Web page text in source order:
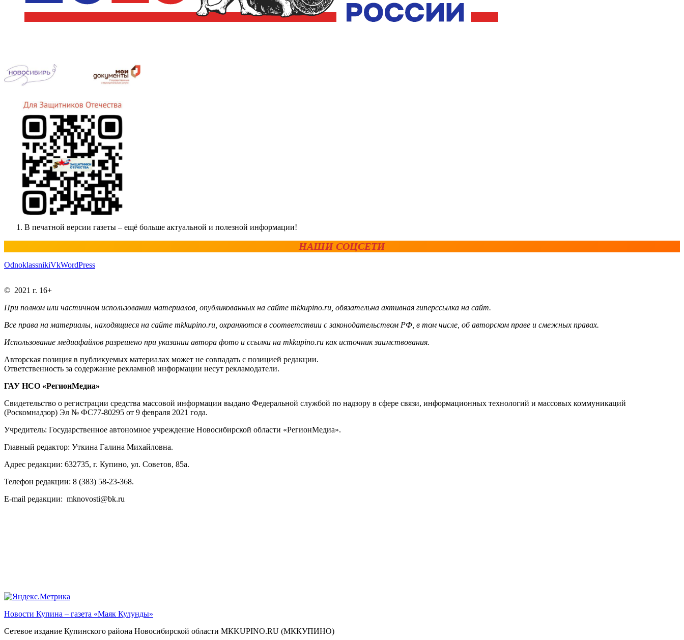
В печатной версии газеты – ещё больше актуальной и полезной информации!
НАШИ СОЦСЕТИ
OdnoklassnikiVkWordPress
© 2021 г. 16+
При полном или частичном использовании материалов, опубликованных на сайте mkkupino.ru, обязательна активная гиперссылка на сайт.
Все права на материалы, находящиеся на сайте mkkupino.ru, охраняются в соответствии с законодательством РФ, в том числе, об авторском праве и смежных правах.
Использование медиафайлов разрешено при указании автора фото и ссылки на mkkupino.ru как источник заимствования.
Авторская позиция в публикуемых материалах может не совпадать с позицией редакции.
Ответственность за содержание рекламной информации несут рекламодатели.
ГАУ НСО «РегионМедиа»
Свидетельство о регистрации средства массовой информации выдано Федеральной службой по надзору в сфере связи, информационных технологий и массовых коммуникаций
(Роскомнадзор) Эл № ФС77-80295 от 9 февраля 2021 года.
Учредитель: Государственное автономное учреждение Новосибирской области «РегионМедиа».
Главный редактор: Уткина Галина Михайловна.
Адрес редакции: 632735, г. Купино, ул. Советов, 85а.
Телефон редакции: 8 (383) 58-23-368.
E-mail редакции: mknovosti@bk.ru
Новости Купина – газета «Маяк Кулунды»
Сетевое издание Купинского района Новосибирской области МКKUPINO.RU (МККУПИНО)